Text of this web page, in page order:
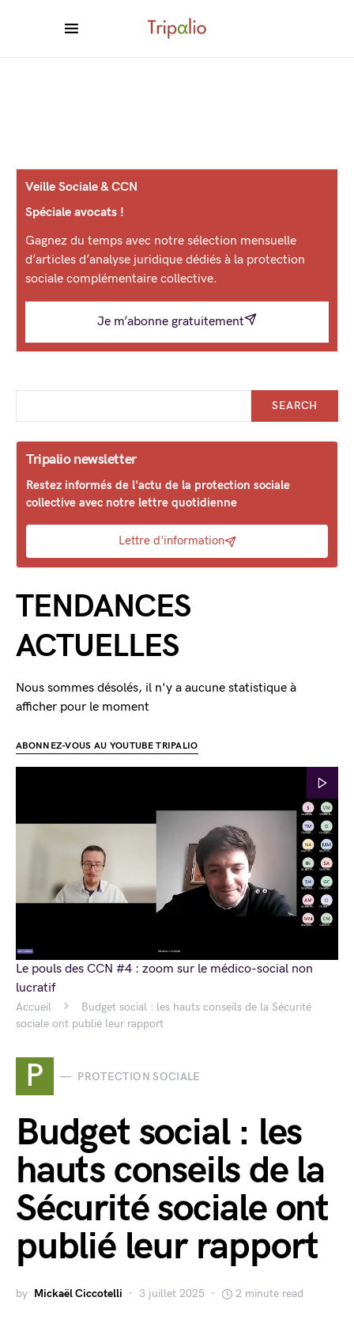
Accueil
Budget social : les hauts conseils de la Sécurité
sociale ont publié leur rapport
P PROTECTION SOCIALE
Budget social : les
hauts conseils de la
Sécurité sociale ont
publié leur rapport
by Mickaël Ciccotelli 3 juillet 2025 2 minute read
Veille Sociale & CCN
Spéciale avocats !
Gagnez du temps avec notre sélection mensuelle
d’articles d’analyse juridique dédiés à la protection
sociale complémentaire collective.
Je m’abonne gratuitement
SEARCH
Tripalio newsletter
Restez informés de l'actu de la protection sociale
collective avec notre lettre quotidienne
Lettre d'information
TENDANCES
ACTUELLES
Nous sommes désolés, il n'y a aucune statistique à
afficher pour le moment
ABONNEZ-VOUS AU YOUTUBE TRIPALIO
Le pouls des CCN #4 : zoom sur le médico-social non
lucratif